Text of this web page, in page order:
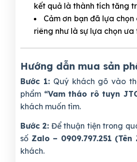
kết quả là thành tích tăng
Cảm ơn bạn đã lựa
riêng như là sự lựa chọn
Hướng dẫn mua sản
Bước 1:Quý khách gõ vào
phẩm “Vam tháo rô tuyn
khách muốn tìm.
Bước 2: Để thuận tiện trong
số Zalo – 0909.797.251
khách.